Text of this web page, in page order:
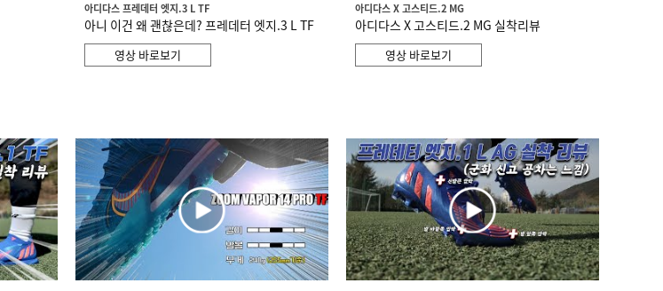
아디다스 프레데터 엣지.3 L TF
아니 이건 왜 괜찮은데? 프레데터 엣지.3 L TF
영상 바로보기
아디다스 X 고스티드.2 MG
아디다스 X 고스티드.2 MG 실착리뷰
영상 바로보기